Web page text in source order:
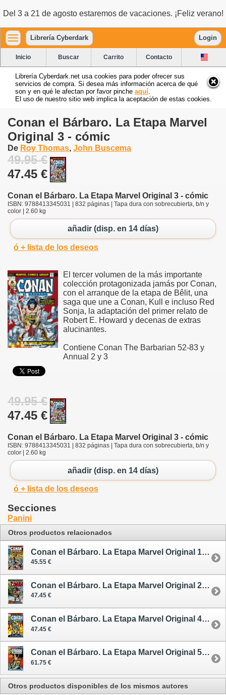
Del 3 a 21 de agosto estaremos de vacaciones. ¡Feliz verano!
Librería Cyberdark Login
Inicio Buscar Carrito Contacto
Librería Cyberdark.net usa cookies para poder ofrecer sus
servicios de compra. Si desea más información acerca de qué
son y en qué le afectan por favor pinche aquí
El uso de nuestro sitio web implica la aceptación de estas cookies.
Conan el Bárbaro. La Etapa Marvel
Original 3 - cómic
De Roy Thomas, John Buscema
49.95 €
47.45 €
Conan el Bárbaro. La Etapa Marvel Original 3 - cómic
ISBN: 9788413345031 | 832 páginas | Tapa dura con sobrecubierta, b/n y
color | 2.60 kg
añadir (disp. en 14 días)
ó + lista de los deseos
El tercer volumen de la más importante
colección protagonizada jamás por Conan,
con el arranque de la etapa de Bêlit, una
saga que une a Conan, Kull e incluso Red
Sonja, la adaptación del primer relato de
Robert E. Howard y decenas de extras
alucinantes.
Contiene Conan The Barbarian 52-83 y
Annual 2 y 3
49.95 €
47.45 €
Conan el Bárbaro. La Etapa Marvel Original 3 - cómic
ISBN: 9788413345031 | 832 páginas | Tapa dura con sobrecubierta, b/n y
color | 2.60 kg
añadir (disp. en 14 días)
ó + lista de los deseos
Secciones
Panini
Otros productos relacionados
Conan el Bárbaro. La Etapa Marvel Original 1 - cómic
45.55 €
Conan el Bárbaro. La Etapa Marvel Original 2 - cómic
47.45 €
Conan el Bárbaro. La Etapa Marvel Original 4 - cómic
47.45 €
Conan el Bárbaro. La Etapa Marvel Original 5 - cómic
61.75 €
Otros productos disponibles de los mismos autores